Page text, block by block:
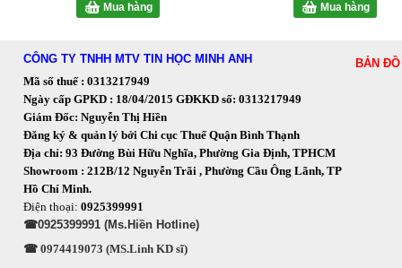
Mua hàng Mua hàng
CÔNG TY TNHH MTV TIN HỌC MINH ANH
Mã số thuế : 0313217949
Ngày cấp GPKD : 18/04/2015 GĐKKD số: 0313217949
Giám Đốc: Nguyễn Thị Hiền
Đăng ký & quản lý bởi Chi cục Thuế Quận Bình Thạnh
Địa chỉ: 93 Đường Bùi Hữu Nghĩa, Phường Gia Định, TPHCM
Showroom : 212B/12 Nguyễn Trãi , Phường Cầu Ông Lãnh, TP
Hồ Chí Minh.
Điện thoại: 0925399991
☎0925399991 (Ms.Hiền Hotline)
☎ 0974419073 (MS.Linh KD sĩ)
BẢN